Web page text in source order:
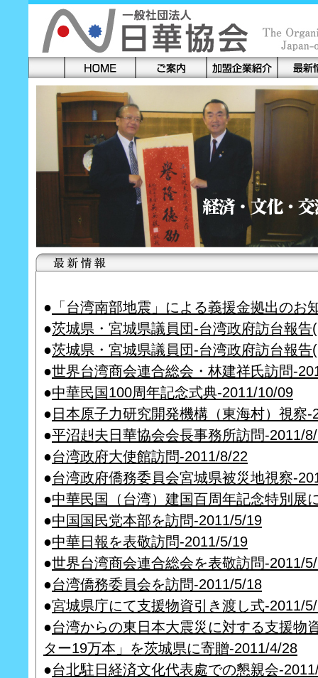
日
ホ
● 「台湾南部地震」による義援金拠出のお
●茨城県・宮城県議員団-台湾政府訪台報告
●茨城県・宮城県議員団-台湾政府訪台報告
●世界台湾商会連合総会・林建祥氏訪問-
●中華民国100周年記念式典-2011/10/09
●日本原子力研究開発機構（東海村）視察-
●平沼赳夫日華協会会長事務所訪問-2011/
●台湾政府大使館訪問-2011/8/22
●台湾政府僑務委員会宮城県被災地視察-
●中華民国（台湾）建国百周年記念特別展
●中国国民党本部を訪問-2011/5/19
●中華日報を表敬訪問-2011/5/19
●世界台湾商会連合総会を表敬訪問-2011/
●台湾僑務委員会を訪問-2011/5/18
●宮城県庁にて支援物資引き渡し式-2011/
●台湾からの東日本大震災に対する支援物
ター19万本」を茨城県に寄贈-2011/4/28
●台北駐日経済文化代表處での懇親会-